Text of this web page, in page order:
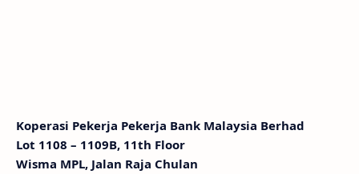
Koperasi Pekerja Pekerja Bank Malaysia Berhad
Lot 1108 – 1109B, 11th Floor
Wisma MPL, Jalan Raja Chulan